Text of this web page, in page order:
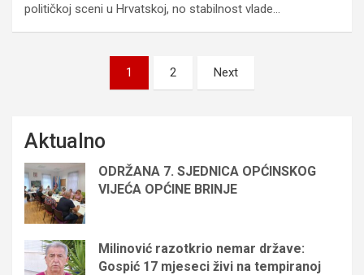
političkoj sceni u Hrvatskoj, no stabilnost vlade…
1 2 Next
Aktualno
ODRŽANA 7. SJEDNICA OPĆINSKOG
VIJEĆA OPĆINE BRINJE
Milinović razotkrio nemar države:
Gospić 17 mjeseci živi na tempiranoj